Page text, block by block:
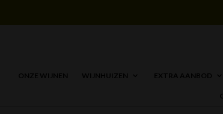
ONZE WIJNEN WIJNHUIZEN EXTRA AANBOD